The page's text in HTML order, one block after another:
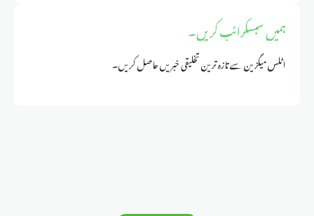
ہمیں سبسکرائب کریں۔
اٹلس میگزین سے تازہ ترین تخلیقی خبریں حاصل کریں۔